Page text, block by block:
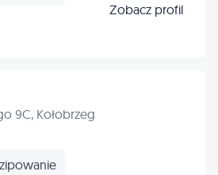
Zobacz profil
9C, Kołobrzeg